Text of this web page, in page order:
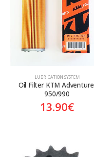
LUBRICATION SYSTEM
Oil Filter KTM Adventure
950/990
13.90€